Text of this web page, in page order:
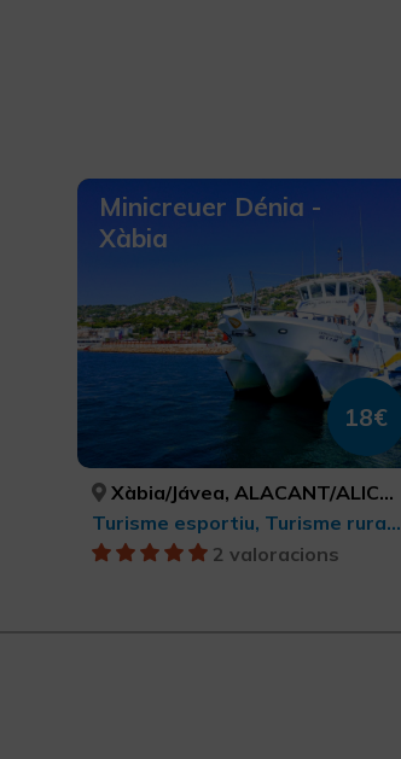
Minicreuer Dénia -
Xàbia
18€
Xàbia/Jávea, ALACANT/ALICANTE
Turisme esportiu, Turisme rural i natural, Activitats nàutiques, Turisme actiu-aventura, Parcs Naturals
2 valoracions